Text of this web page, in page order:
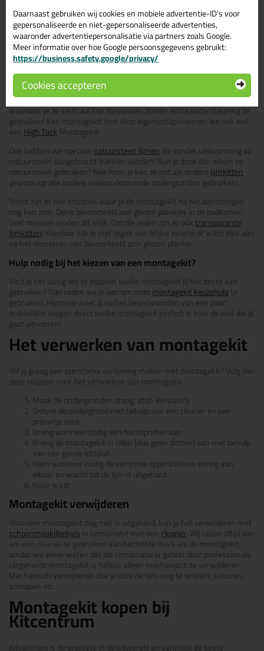
Ideaal voor zware materialen– voor een betrouwbare
montage.
Vandaag besteld? Morgen in huis! Bekijk ons assortiment en kies de
perfecte montagekit voor jouw klus.
Soorten montagekit
Sommige montagekitten hebben een enorme aanvangshechting,
waardoor je ze verticaal kan toepassen zonder extra ondersteuning te
gebruiken! Een montagekit met deze eigenschap noemen we ook wel
een High TackMontagekit.
Ook hebben we specialenatuursteen lijmendie zonder vlekvorming op
natuursteen aangebracht kunnen worden! Kun je deze dan alleen op
natuursteen gebruiken? Nee hoor, je kan ze net als anderelijmkitten
gewoon op alle andere veelvoorkomende ondergronden gebruiken!
Soms zijn er ook situaties waar je de montagekit na het aanbrengen
nog kan zien. Denk bijvoorbeeld aan glazen plankjes in de badkamer.
Veel mensen vinden dit lelijk. Om die reden zijn er ooktransparante
lijmkitten! Hierdoor kijk je niet tegen een lelijke zwarte of witte plek aan
na het monteren van bijvoorbeeld zo’n glazen plankje.
Hulp nodig bij het kiezen van een montagekit?
Vind je het lastig om te bepalen welke montagekit jij het beste kan
gebruiken? Dan raden we je aan om onzemontagekit keuzehulpte
gebruiken. Hiermee weet jij na het beantwoorden van een paar
makkelijke vragen direct welke montagekit perfect is voor de klus die jij
gaat uitvoeren!
Het verwerken van montagekit
Wil jij graag een ijzersterke verlijming maken met montagekit? Volg dan
deze stappen voor het verwerken van montagekit:
Maak de ondergronden droog, stof- en vuilvrij
Ontvet de ondergrond met behulp van een cleaner en een
prijsvrije doek
Breng wanneer nodig een hechtprimer aan.
Breng de montagekit in rillen (dus geen dotten) aan met behulp
van een goede kitspuit
Klem wanneer nodig de verlijmde oppervlakken stevig aan
elkaar en wacht tot de lijm is uitgehard
Klaar is kit!
Montagekit verwijderen
Wanneer montagekit nog niet is uitgehard, kun je het verwijderen met
schoonmaakdoekjesin combinatie met een cleaner. Wij raden altijd aan
om een cleaner te gebruiken van hetzelfde merk als de montagekit,
omdat we zeker weten dat die combinatie is getest door professionals.
Uitgeharde montagekit is helaas alleen mechanisch te verwijderen.
Mechanisch verwijderen doe je door de lijm weg te snijden, schuren,
schrapen etc.
Montagekit kopen bij
Kitcentrum
Kitcentrum is de grootste in de kitwereld en verkoopt de beste
Daarnaast gebruiken wij cookies en mobiele advertentie-ID’s voor
gepersonaliseerde en niet-gepersonaliseerde advertenties,
waaronder advertentiepersonalisatie via partners zoals Google.
Meer informatie over hoe Google persoonsgegevens gebruikt:
https://business.safety.google/privacy/
Cookies accepteren